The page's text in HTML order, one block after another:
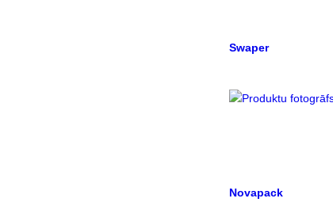
Swaper
Novapack